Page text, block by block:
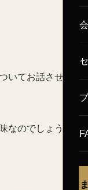
いてお話させて
なのでしょう